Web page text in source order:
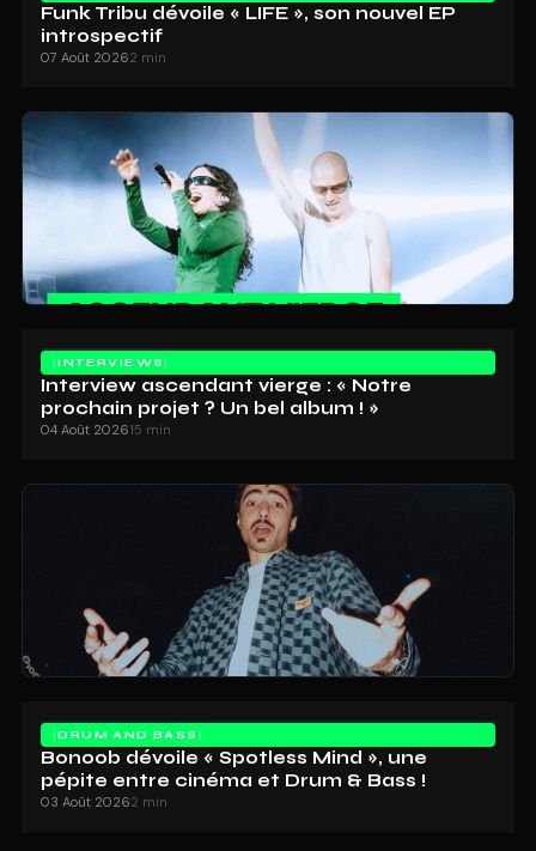
Funk Tribu dévoile « LIFE », son nouvel EP
introspectif
07 Août 20262 min
INTERVIEWS
Interview ascendant vierge : « Notre
prochain projet ? Un bel album ! »
04 Août 202615 min
DRUM AND BASS
Bonoob dévoile « Spotless Mind », une
pépite entre cinéma et Drum & Bass !
03 Août 20262 min